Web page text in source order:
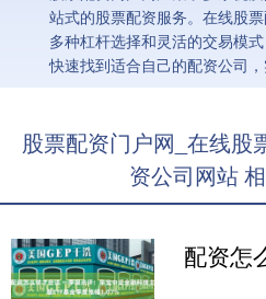
站式的股票配资服务。在线股
多种杠杆选择和灵活的交易模
快速找到适合自己的配资公司，
股票配资门户网_在线股
资公司网站